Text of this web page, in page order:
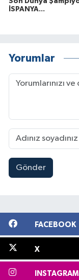
İSPANYA...
Yorumlar
Gönder
FACEBOOK
X
INSTAGRAM